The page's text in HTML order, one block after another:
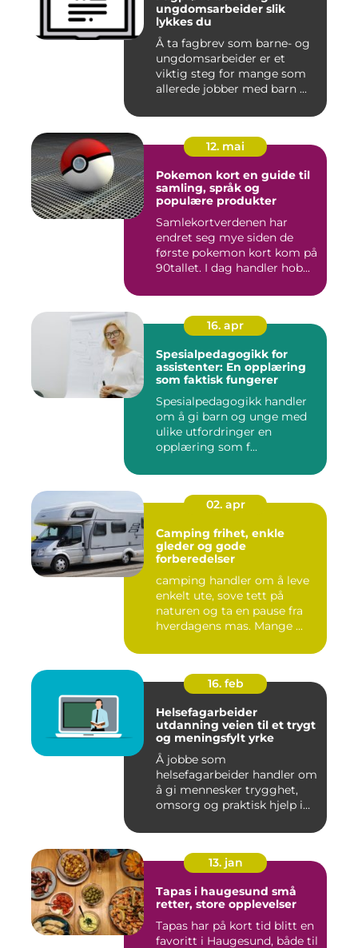
ungdomsarbeider slik
lykkes du
Å ta fagbrev som barne- og
ungdomsarbeider er et
viktig steg for mange som
allerede jobber med barn ...
12. mai
Pokemon kort en guide til
samling, språk og
populære produkter
Samlekortverdenen har
endret seg mye siden de
første pokemon kort kom på
90tallet. I dag handler hob...
16. apr
Spesialpedagogikk for
assistenter: En opplæring
som faktisk fungerer
Spesialpedagogikk handler
om å gi barn og unge med
ulike utfordringer en
opplæring som f...
02. apr
Camping frihet, enkle
gleder og gode
forberedelser
camping handler om å leve
enkelt ute, sove tett på
naturen og ta en pause fra
hverdagens mas. Mange ...
16. feb
Helsefagarbeider
utdanning veien til et trygt
og meningsfylt yrke
Å jobbe som
helsefagarbeider handler om
å gi mennesker trygghet,
omsorg og praktisk hjelp i
13. jan
Tapas i haugesund små
retter, store opplevelser
Tapas har på kort tid blitt en
favoritt i Haugesund, både til